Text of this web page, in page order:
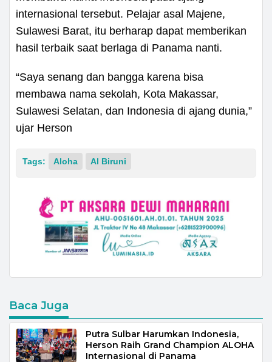
internasional tersebut. Pelajar asal Majene,
Sulawesi Barat, itu berharap dapat memberikan
hasil terbaik saat berlaga di Panama nanti.
“Saya senang dan bangga karena bisa
membawa nama sekolah, Kota Makassar,
Sulawesi Selatan, dan Indonesia di ajang dunia,”
ujar Herson
Tags: Aloha Al Biruni
Baca Juga
Putra Sulbar Harumkan Indonesia,
Herson Raih Grand Champion ALOHA
Internasional di Panama